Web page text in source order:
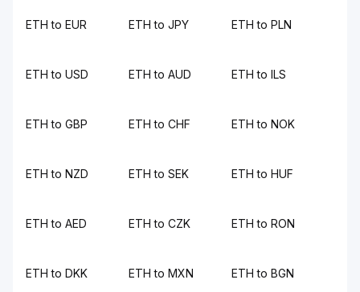
ETH to EUR ETH to JPY ETH to PLN
ETH to USD ETH to AUD ETH to ILS
ETH to GBP ETH to CHF ETH to NOK
ETH to NZD ETH to SEK ETH to HUF
ETH to AED ETH to CZK ETH to RON
ETH to DKK ETH to MXN ETH to BGN